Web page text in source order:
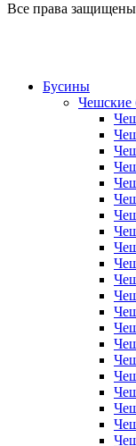
Все права
Бусины
Чешские